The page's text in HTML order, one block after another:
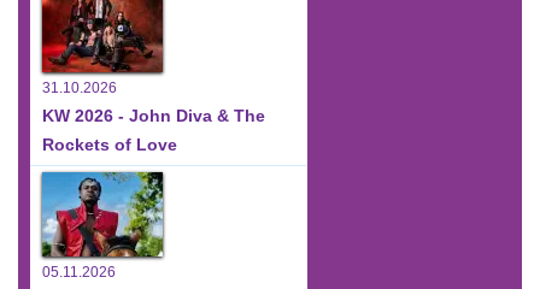
31.10.2026
KW 2026 - John Diva & The
Rockets of Love
05.11.2026